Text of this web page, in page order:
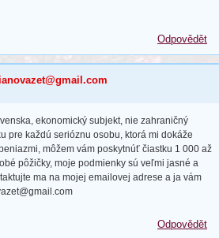
Odpovědět
ekonomický subjekt, nie zahraničný
pre každú serióznu osobu, ktorá mi dokáže
môžem vám poskytnúť čiastku 1 000 až
pôžičky, moje podmienky sú veľmi jasné a
ma na mojej emailovej adrese a ja vám
Odpovědět